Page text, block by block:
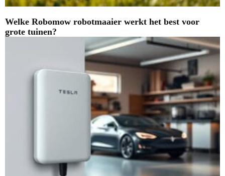
Welke Robomow robotmaaier werkt het best voor
grote tuinen?